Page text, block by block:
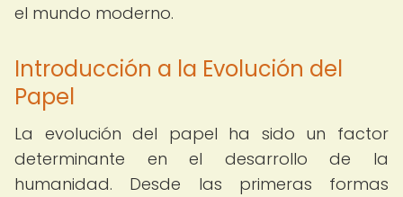
el mundo moderno.
Introducción a la Evolución del
Papel
La evolución del papel ha sido un factor
determinante en el desarrollo de la
humanidad. Desde las primeras formas